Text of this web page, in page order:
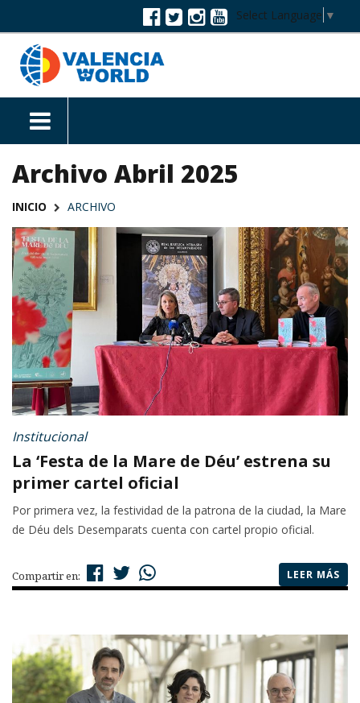
Select Language ▼
Archivo Abril 2025
INICIO ARCHIVO
Institucional
La ‘Festa de la Mare de Déu’ estrena su
primer cartel oficial
Por primera vez, la festividad de la patrona de la ciudad, la Mare
de Déu dels Desemparats cuenta con cartel propio oficial.
Compartir en: LEER MÁS